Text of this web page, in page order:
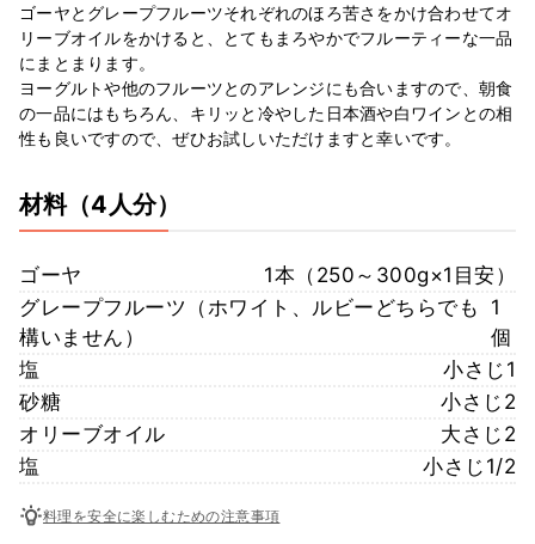
ゴーヤとグレープフルーツそれぞれのほろ苦さをかけ合わせてオ
リーブオイルをかけると、とてもまろやかでフルーティーな一品
にまとまります。
ヨーグルトや他のフルーツとのアレンジにも合いますので、朝食
の一品にはもちろん、キリッと冷やした日本酒や白ワインとの相
性も良いですので、ぜひお試しいただけますと幸いです。
材料（4人分）
ゴーヤ
1本（250～300g×1目安）
グレープフルーツ（ホワイト、ルビーどちらでも
構いません）
1
個
塩
小さじ1
砂糖
小さじ2
オリーブオイル
大さじ2
塩
小さじ1/2
料理を安全に楽しむための注意事項